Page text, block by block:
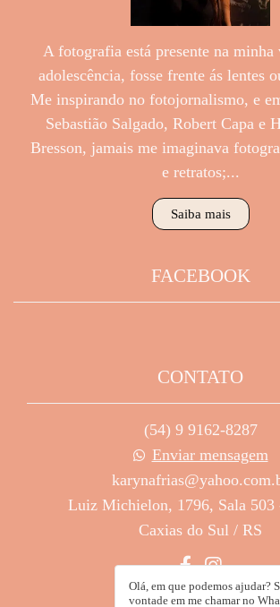
A fotografia está presente na minha
adolescência, fosse frente ás lentes
Me inspirando no fotojornalismo, e
Sebastião Salgado, Robert Capa e
Bresson, jamais me imaginava
e retratos;...
Saiba mais
FACEBOOK
CONTATO
(54) 9 9162-8287
Enviar mensagem
Luiz Michielon, 1796, Sala 503
Caxias do Sul / RS
Olá, em que podemos ajudar?
vontade em me chamar no